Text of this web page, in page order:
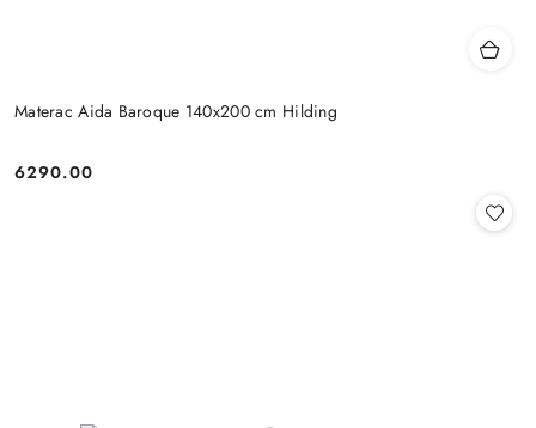
Materac Aida Baroque 140x200 cm Hilding
Cena:
6290.00